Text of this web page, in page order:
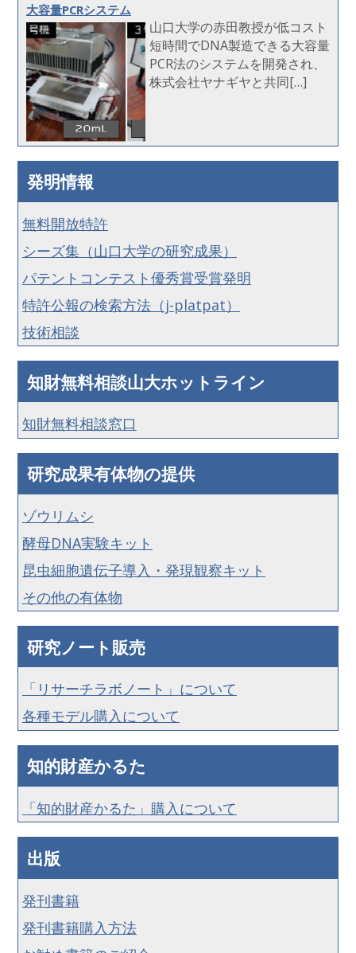
大容量PCRシステム
山口大学の赤田教授が低コスト
短時間でDNA製造できる大容量
PCR法のシステムを開発され、
株式会社ヤナギヤと共同[…]
発明情報
無料開放特許
シーズ集（山口大学の研究成果）
パテントコンテスト優秀賞受賞発明
特許公報の検索方法（j-platpat）
技術相談
知財無料相談山大ホットライン
知財無料相談窓口
研究成果有体物の提供
ゾウリムシ
酵母DNA実験キット
昆虫細胞遺伝子導入・発現観察キット
その他の有体物
研究ノート販売
「リサーチラボノート」について
各種モデル購入について
知的財産かるた
「知的財産かるた」購入について
出版
発刊書籍
発刊書籍購入方法